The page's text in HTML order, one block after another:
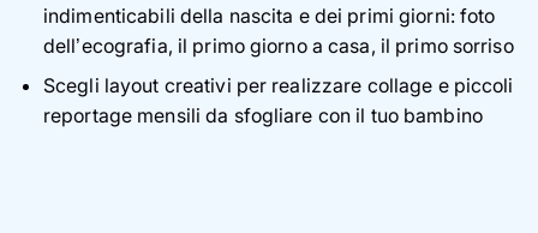
indimenticabili della nascita e dei primi giorni: foto
dell’ecografia, il primo giorno a casa, il primo sorriso
Scegli layout creativi per realizzare collage e piccoli
reportage mensili da sfogliare con il tuo bambino